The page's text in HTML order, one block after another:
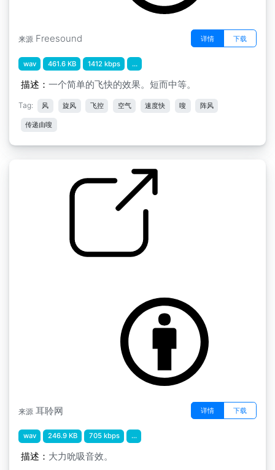
来源 Freesound 详情 下载
wav 461.6 KB 1412 kbps ...
描述： 一个简单的飞快的效果。短而中等。
Tag: 风 旋风 飞控 空气 速度快 嗖 阵风
传递由嗖
来源 耳聆网 详情 下载
wav 246.9 KB 705 kbps ...
描述： 大力吮吸音效。